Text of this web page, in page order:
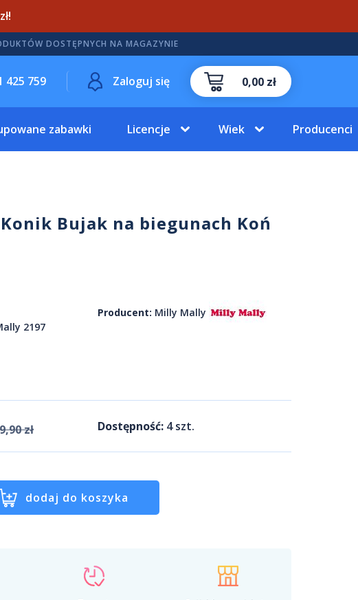
DOSTĘPNYCH NA MAGAZYNIE
0,00 zł
Zaloguj się
425 759
zabawki Licencje Wiek Producenci
Bujak na biegunach Koń
2197
Producent: Milly Mally
zł Dostępność: 4szt.
dodaj do koszyka